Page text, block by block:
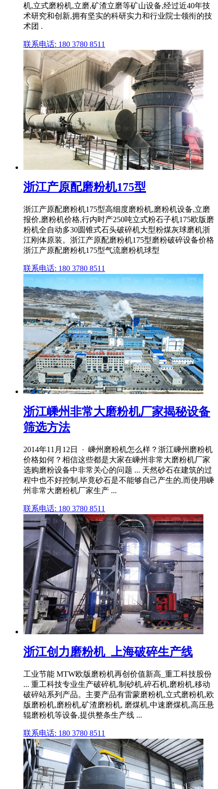
机,立式磨粉机,立磨,矿渣立磨等矿山设备,经过近40年技
术研究和创新,拥有坚实的科研实力和行业院士领衔的技
术团 .
联系电话: 180 3780 8511
浙江产原配磨粉机175型
浙江产原配磨粉机175型高细度磨粉机,磨粉机设备,立磨
报价,磨粉机价格,行内时产250吨立式粉石子机175欧版磨
粉机全自动多30圆锥式石头破碎机大型粉煤灰球磨机浙
江刚体原装。浙江产原配磨粉机175型磨粉破碎设备价格
浙江产原配磨粉机175型气流磨粉机球型
联系电话: 180 3780 8511
浙江嵊州非常大磨粉机厂家揭秘设备
筛选方法
2014年11月12日 · 嵊州磨粉机怎么样？浙江嵊州磨粉机
价格如何？相信这些都是大家在嵊州非常大磨粉机厂家
选购磨粉设备中非常关心的问题 ... 天然砂石在建筑的过
程中也不好控制,毕竟砂石是不能够自己产生的,而使用嵊
州非常大磨粉机厂家生产 ...
联系电话: 180 3780 8511
浙江创力磨粉机_上海破碎生产线
工业节能 MTW欧版磨粉机再创价值新高_重工科技股份
... 重工科技专业生产破碎机,制砂机,碎石机,磨粉机,移动
破碎站系列产品。主要产品有雷蒙磨粉机,立式磨粉机,欧
版磨粉机,磨粉机,矿渣磨粉机, 磨煤机,中速磨煤机,高压悬
辊磨粉机等设备,提供整条生产线 ...
联系电话: 180 3780 8511